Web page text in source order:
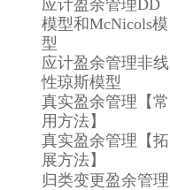
应计盈余管理DD
模型和McNicols模
型
应计盈余管理非线
性琼斯模型
真实盈余管理【常
用方法】
真实盈余管理【拓
展方法】
归类变更盈余管理